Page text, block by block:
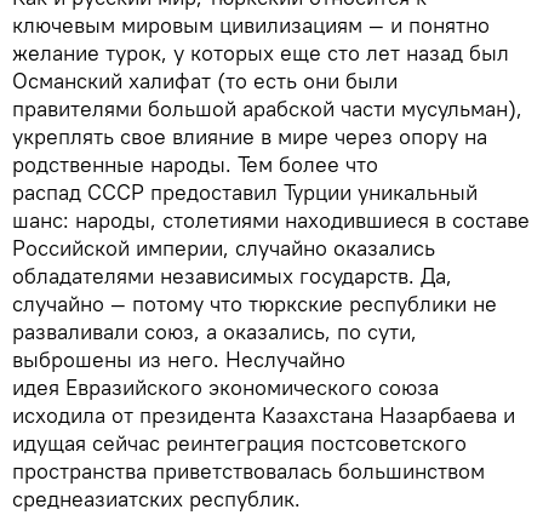
ключевым мировым цивилизациям — и понятно
желание турок, у которых еще сто лет назад был
Османский халифат (то есть они были
правителями большой арабской части мусульман),
укреплять свое влияние в мире через опору на
родственные народы. Тем более что
распад СССР предоставил Турции уникальный
шанс: народы, столетиями находившиеся в составе
Российской империи, случайно оказались
обладателями независимых государств. Да,
случайно — потому что тюркские республики не
разваливали союз, а оказались, по сути,
выброшены из него. Неслучайно
идея Евразийского экономического союза
исходила от президента Казахстана Назарбаева и
идущая сейчас реинтеграция постсоветского
пространства приветствовалась большинством
среднеазиатских республик.